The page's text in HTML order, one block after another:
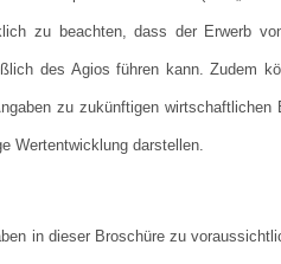
zu beachten, dass der Erwerb
des Agios führen kann. Zudem
zu zukünftigen
Wertentwicklung darstellen.
in dieser Broschüre zu